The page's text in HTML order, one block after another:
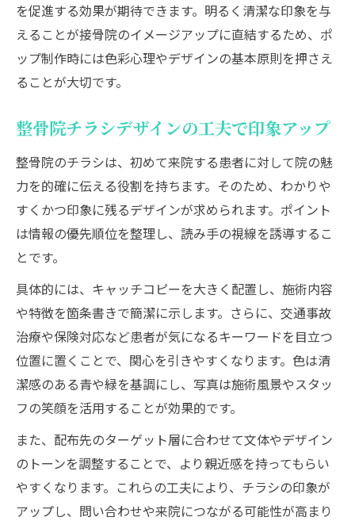
接骨院ポップで違いが伝わるデザインの工
夫
手軽なツールで実現する接骨院POP制作法
接骨院ポップを簡単に作れるツールの選び
PowerPointで作る接骨院チラシの時短術
無料素材を活用した接骨院ポスター制作法
Canvaを使った整骨院デザインのポイント
印刷しやすい接骨院掲示物のフォーマット
例
接骨院ポップで不安を和らげる伝え方の工
夫
患者の関心を引き出す接骨院掲示のポイン
ト
知らなかったを解決する接骨院情報の伝達
接骨院ポスターで違いを明確に伝える方法
患者心理に響く整骨院チラシの表現テクニ
ック
を促進する効果が期待できます。明るく清潔な印象を与
えることが接骨院のイメージアップに直結するため、ポ
ップ制作時には色彩心理やデザインの基本原則を押さえ
ることが大切です。
整骨院チラシデザインの工夫で印象アップ
整骨院のチラシは、初めて来院する患者に対して院の魅
力を的確に伝える役割を持ちます。そのため、わかりや
すくかつ印象に残るデザインが求められます。ポイント
は情報の優先順位を整理し、読み手の視線を誘導するこ
とです。
具体的には、キャッチコピーを大きく配置し、施術内容
や特徴を箇条書きで簡潔に示します。さらに、交通事故
治療や保険対応など患者が気になるキーワードを目立つ
位置に置くことで、関心を引きやすくなります。色は清
潔感のある青や緑を基調にし、写真は施術風景やスタッ
フの笑顔を活用することが効果的です。
また、配布先のターゲット層に合わせて文体やデザイン
のトーンを調整することで、より親近感を持ってもらい
やすくなります。これらの工夫により、チラシの印象が
アップし、問い合わせや来院につながる可能性が高まり